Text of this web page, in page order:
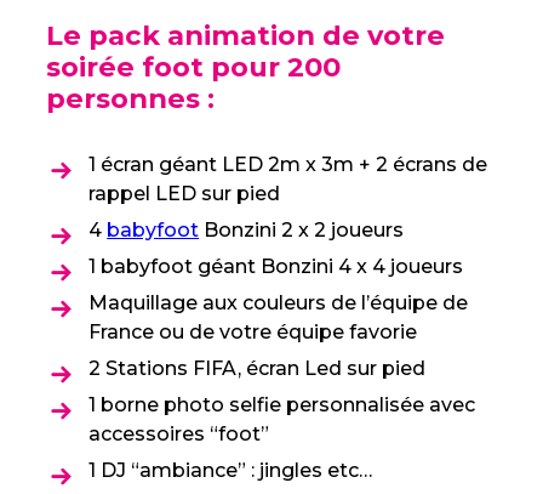
Le pack animation de votre
soirée foot pour 200
personnes :
1 écran géant LED 2m x 3m + 2 écrans de
rappel LED sur pied
4 babyfoot Bonzini 2 x 2 joueurs
1 babyfoot géant Bonzini 4 x 4 joueurs
Maquillage aux couleurs de l’équipe de
France ou de votre équipe favorie
2 Stations FIFA, écran Led sur pied
1 borne photo selfie personnalisée avec
accessoires “foot”
1 DJ “ambiance” : jingles etc…